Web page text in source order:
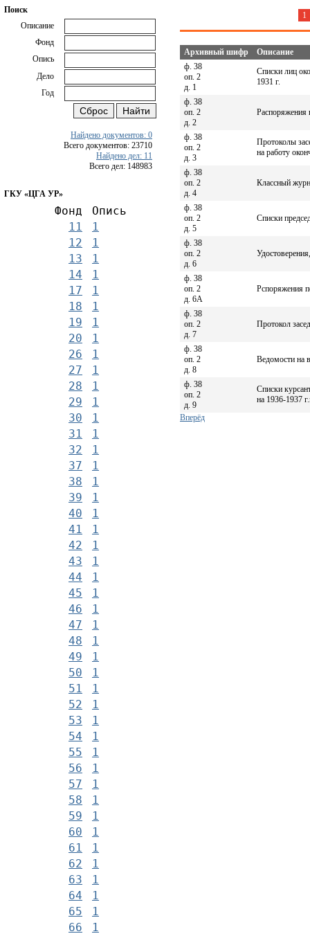
Поиск
Описание
Фонд
Опись
Дело
Год
Найдено документов: 0
Всего документов: 23710
Найдено дел: 11
Всего дел: 148983
ГКУ «ЦГА УР»
Фонд
Опись
11
1
12
1
13
1
14
1
17
1
18
1
19
1
20
1
26
1
27
1
28
1
29
1
30
1
31
1
32
1
37
1
38
1
39
1
40
1
41
1
42
1
43
1
44
1
45
1
46
1
47
1
48
1
49
1
50
1
51
1
52
1
53
1
54
1
55
1
56
1
57
1
58
1
59
1
60
1
61
1
62
1
63
1
64
1
65
1
66
1
1
Архивный шифр
Описание
ф. 38
оп. 2
д. 1
Списки лиц
1931 г.
ф. 38
оп. 2
д. 2
Распоряжения
ф. 38
оп. 2
д. 3
Протоколы
на работу
ф. 38
оп. 2
д. 4
Классный
ф. 38
оп. 2
д. 5
Списки
ф. 38
оп. 2
д. 6
ф. 38
оп. 2
д. 6А
Рспоряжения
ф. 38
оп. 2
д. 7
Протокол
ф. 38
оп. 2
д. 8
Ведомости на
ф. 38
оп. 2
д. 9
Списки
на 1936-1937
Вперёд